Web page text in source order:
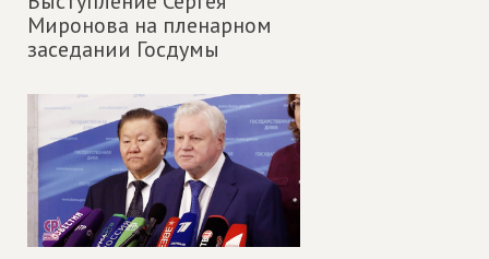
Миронова на пленарном
заседании Госдумы